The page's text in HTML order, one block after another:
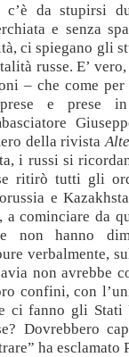
c’è da stupirsi
e senza
ci spiegano gli
russe. E’
– che come
e prese
della rivista
i russi si
ritirò tutti gli
e
a cominciare da
non hanno
verbalmente,
non avrebbe
confini, con
ci fanno gli
Dovrebbero
ha esclamato